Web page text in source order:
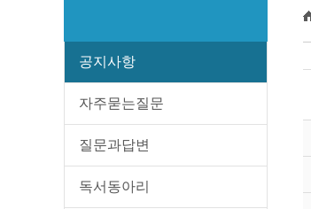
공지사항
자주묻는질문
질문과답변
독서동아리